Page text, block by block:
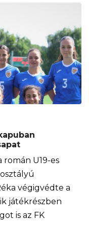
U19-es
végigvédte a
játékrészben
is az FK